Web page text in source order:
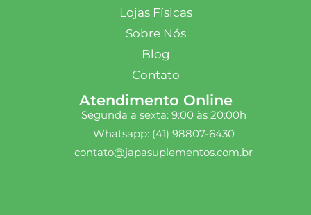
Lojas Físicas
Sobre Nós
Blog
Contato
Atendimento Online
Segunda a sexta: 9:00 às 20:00h
Whatsapp: (41) 98807-6430
contato@japasuplementos.com.br